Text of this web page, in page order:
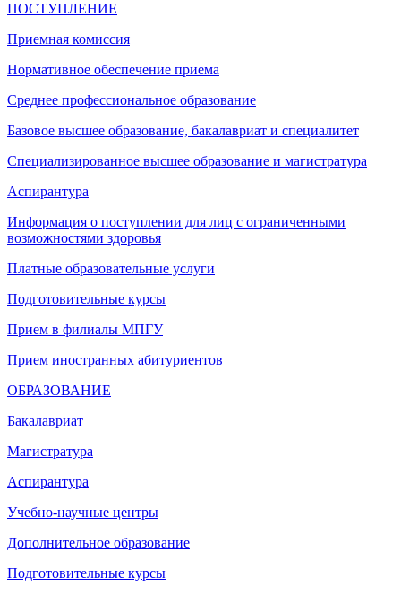
ПОСТУПЛЕНИЕ
Приемная комиссия
Нормативное обеспечение приема
Среднее профессиональное образование
Базовое высшее образование, бакалавриат и специалитет
Специализированное высшее образование и магистратура
Аспирантура
Информация о поступлении для лиц с ограниченными
возможностями здоровья
Платные образовательные услуги
Подготовительные курсы
Прием в филиалы МПГУ
Прием иностранных абитуриентов
ОБРАЗОВАНИЕ
Бакалавриат
Магистратура
Аспирантура
Учебно-научные центры
Дополнительное образование
Подготовительные курсы